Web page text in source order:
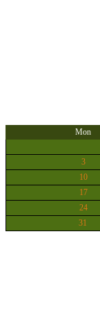
Mon
3
10
17
24
31